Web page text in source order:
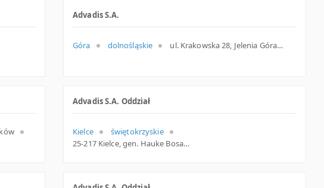
Advadis S.A.
Góra dolnośląskie ul. Krakowska 28, Jelenia Góra
Advadis S.A. Oddział
Kielce
świętokrzyskie
25-217 Kielce, gen. Hauke Bosaka 11, woj. Świętokrzyskie, pow. Kielce, gm. Kielce